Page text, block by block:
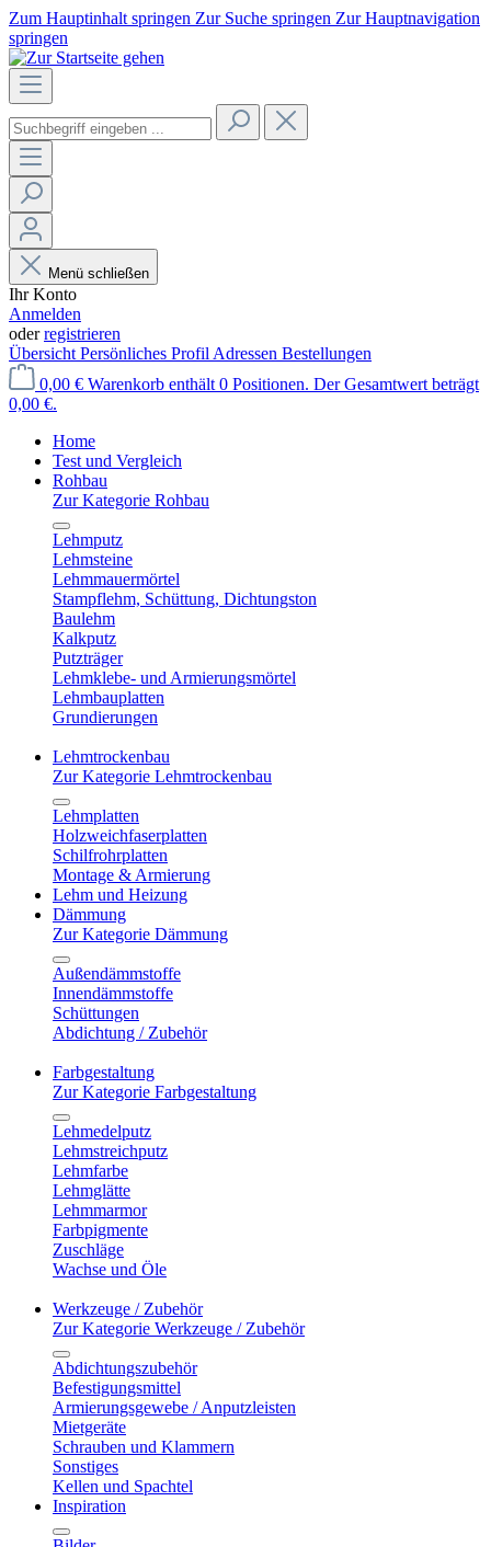
Zum Hauptinhalt springen Zur Suche springen Zur Hauptnavigation
springen
Menü schließen
Ihr Konto
Anmelden
oderregistrieren
Übersicht Persönliches Profil Adressen Bestellungen
0,00 € Warenkorb enthält 0 Positionen. Der Gesamtwert beträgt
0,00 €.
Home
Test und Vergleich
Rohbau
Zur Kategorie Rohbau
Lehmputz
Lehmsteine
Lehmmauermörtel
Stampflehm, Schüttung, Dichtungston
Baulehm
Kalkputz
Putzträger
Lehmklebe- und Armierungsmörtel
Lehmbauplatten
Grundierungen
Lehmtrockenbau
Zur Kategorie Lehmtrockenbau
Lehmplatten
Holzweichfaserplatten
Schilfrohrplatten
Montage & Armierung
Lehm und Heizung
Dämmung
Zur Kategorie Dämmung
Außendämmstoffe
Innendämmstoffe
Schüttungen
Abdichtung / Zubehör
Farbgestaltung
Zur Kategorie Farbgestaltung
Lehmedelputz
Lehmstreichputz
Lehmfarbe
Lehmglätte
Lehmmarmor
Farbpigmente
Zuschläge
Wachse und Öle
Werkzeuge / Zubehör
Zur Kategorie Werkzeuge / Zubehör
Abdichtungszubehör
Befestigungsmittel
Armierungsgewebe / Anputzleisten
Mietgeräte
Schrauben und Klammern
Sonstiges
Kellen und Spachtel
Inspiration